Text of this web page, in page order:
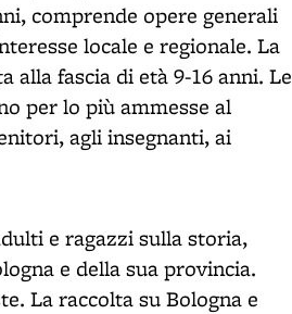
comprende opere generali
locale e regionale. La
alla fascia di età 9-16 anni. Le
per lo più ammesse al
agli insegnanti, ai
e ragazzi sulla storia,
e della sua provincia.
La raccolta su Bologna e